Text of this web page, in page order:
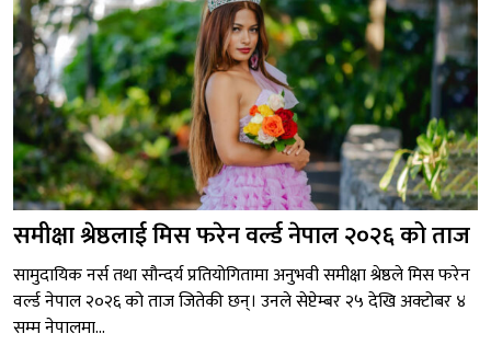
समीक्षा श्रेष्ठलाई मिस फरेन वर्ल्ड नेपाल २०२६ को ताज
सामुदायिक नर्स तथा सौन्दर्य प्रतियोगितामा अनुभवी समीक्षा श्रेष्ठले मिस फरेन
वर्ल्ड नेपाल २०२६ को ताज जितेकी छन्। उनले सेप्टेम्बर २५ देखि अक्टोबर ४
सम्म नेपालमा...